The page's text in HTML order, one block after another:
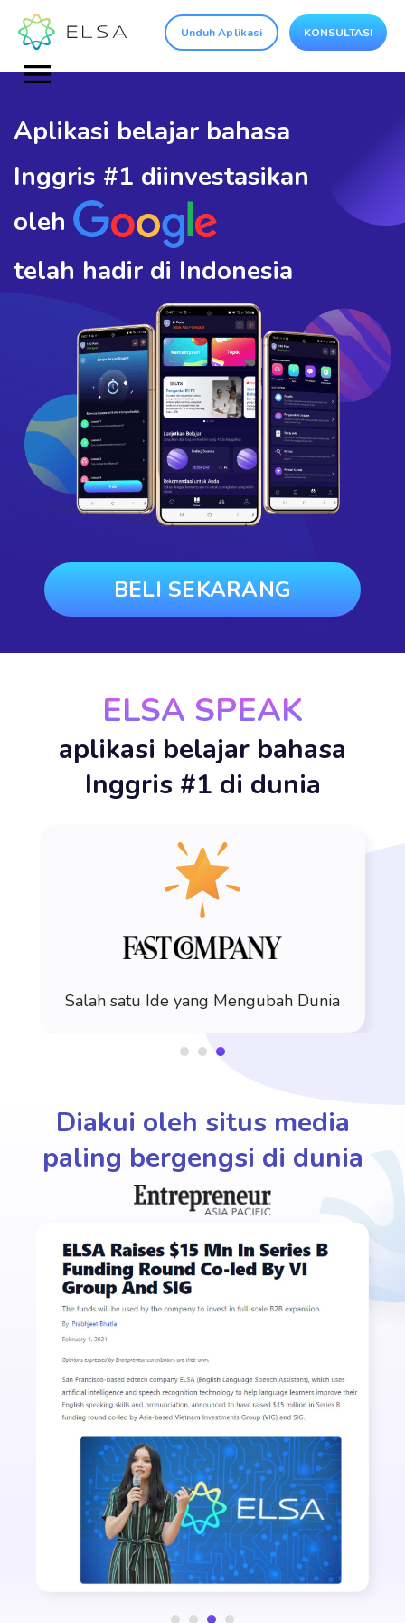
Unduh Aplikasi KONSULTASI
Aplikasi belajar bahasa
Inggris #1 diinvestasikan
oleh
telah hadir di Indonesia
BELI SEKARANG
ELSA SPEAK
aplikasi belajar bahasa
Inggris #1 di dunia
Salah satu Ide yang Mengubah Dunia
Diakui oleh situs media
paling bergengsi di dunia